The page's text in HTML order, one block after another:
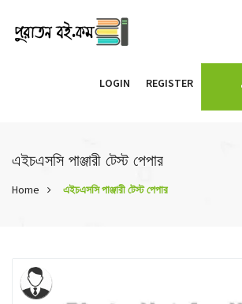
LOGIN REGISTER
এইচএসসি পাঞ্জারী টেস্ট পেপার
Home এইচএসসি পাঞ্জারী টেস্ট পেপার